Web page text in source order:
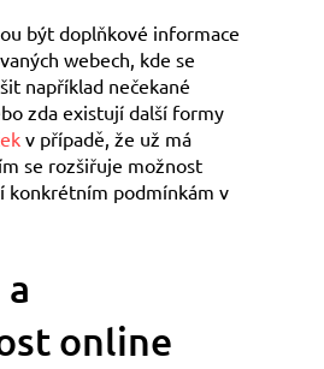
být doplňkové informace
webech, kde se
například nečekané
zda existují další formy
v případě, že už má
se rozšiřuje možnost
konkrétním podmínkám v
online